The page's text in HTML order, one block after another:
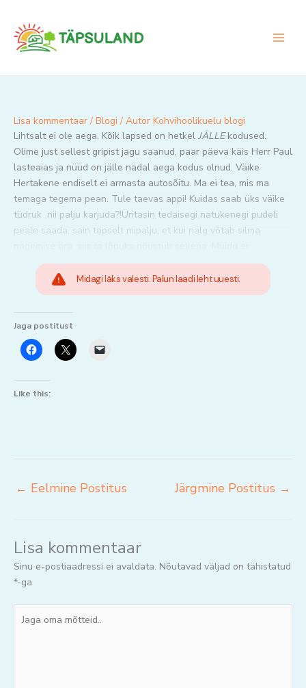
content
Lisa kommentaar / Blogi / Autor Kohvihoolikuelu blogi
Lihtsalt ei ole aega. Kõik lapsed on hetkel JÄLLEkodused.
Olime just sellest gripist jagu saanud, paar päeva käis Herr Paul
lasteaias ja nüüd on jälle nädal aega kodus olnud. Väike
Hertakene endiselt ei armasta autosõitu. Ma ei tea, mis ma
temaga tegema pean. Tule taevas appi! Kuidas saab üks väike
tüdruk nii palju karjuda?!Üritasin tedaisegi natukenegi pudeli
peale saada, sain täpselt niipalju, et kui nälg võtab silma
Midagi läks valesti. Palun laadi leht uuesti.
Jaga postitust
Like this:
← Eelmine Postitus Järgmine Postitus →
Lisa kommentaar
Sinu e-postiaadressi ei avaldata. Nõutavad väljad on tähistatud
*-ga
oma